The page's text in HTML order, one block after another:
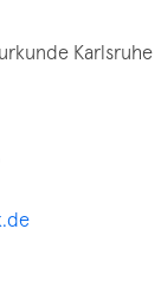
Karlsruhe